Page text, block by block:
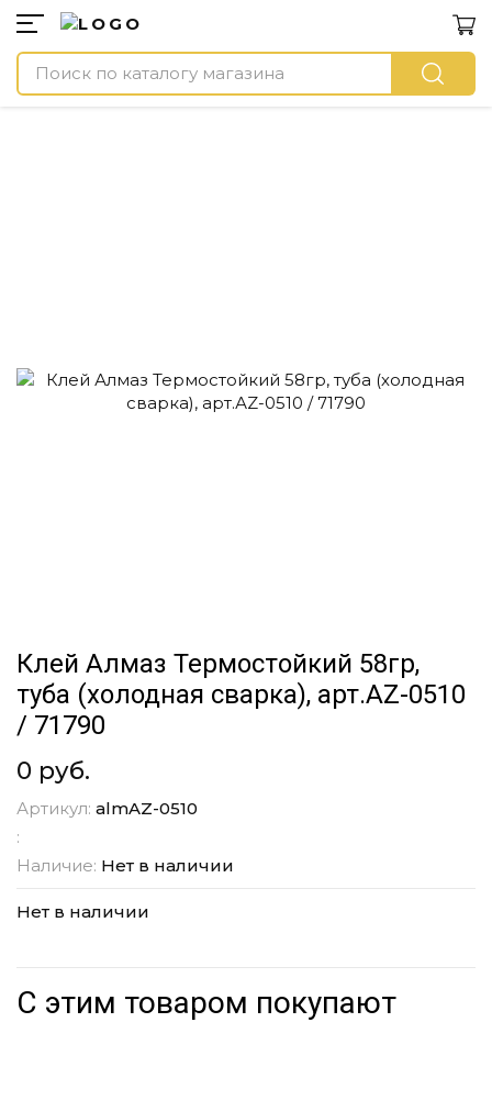
Клей Алмаз Термостойкий 58гр,
туба (холодная сварка), арт.АZ-0510
/ 71790
0 руб.
Артикул: almAZ-0510
:
Наличие: Нет в наличии
Нет в наличии
С этим товаром покупают